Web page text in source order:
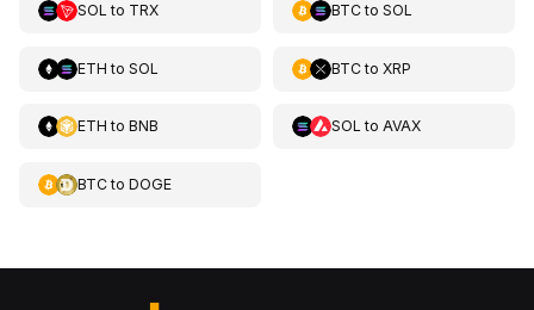
SOL to TRX BTCto SOL
ETH to SOL BTCto XRP
ETH to BNB SOL to AVAX
BTCto DOGE